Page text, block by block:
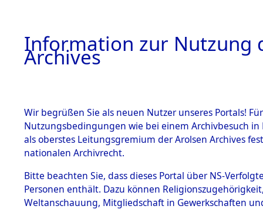
BESTÄNDE
1.
Inhaftierungsdoku
mente
1.2.9 Beim ITS
0003
Information zur Nutzung
Archives
Wir begrüßen Sie als neuen Nutzer unseres Portals!
Nutzungsbedingungen wie bei einem Archivbesuch
als oberstes Leitungsgremium der Arolsen Archives
nationalen Archivrecht.
Bitte beachten Sie, dass dieses Portal über NS-
Personen enthält. Dazu können
Weltanschauung, Mitgliedschaft in Gewerkschaften